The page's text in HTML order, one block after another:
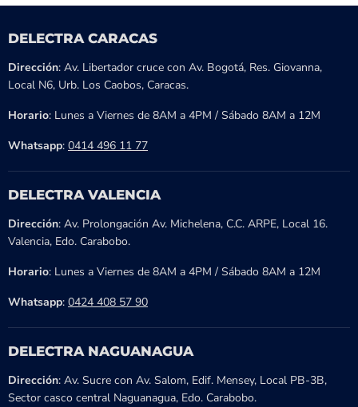
DELECTRA CARACAS
Dirección: Av. Libertador cruce con Av. Bogotá, Res. Giovanna,
Local N6, Urb. Los Caobos, Caracas.
Horario: Lunes a Viernes de 8AM a 4PM / Sábado 8AM a 12M
Whatsapp: 0414 496 11 77
DELECTRA VALENCIA
Dirección: Av. Prolongación Av. Michelena, C.C. ARPE, Local 16.
Valencia, Edo. Carabobo.
Horario: Lunes a Viernes de 8AM a 4PM / Sábado 8AM a 12M
Whatsapp: 0424 408 57 90
DELECTRA NAGUANAGUA
Dirección: Av. Sucre con Av. Salom, Edif. Mensey, Local PB-3B,
Sector casco central Naguanagua, Edo. Carabobo.